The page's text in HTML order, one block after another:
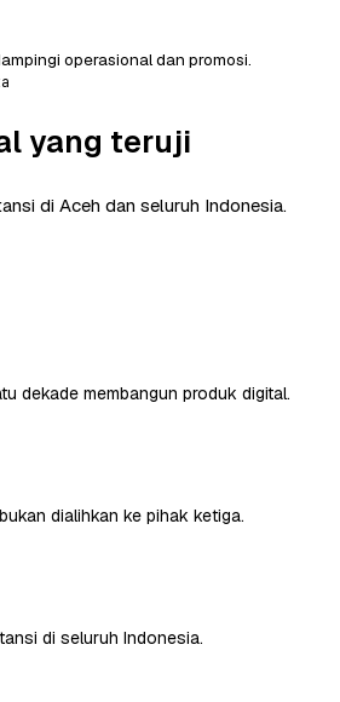
operasional dan promosi.
yang teruji
di Aceh dan seluruh Indonesia.
dekade membangun produk digital.
dialihkan ke pihak ketiga.
di seluruh Indonesia.